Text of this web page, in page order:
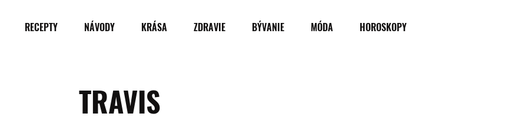
RECEPTY NÁVODY KRÁSA ZDRAVIE BÝVANIE MÓDA HOROSKOPY
TRAVIS